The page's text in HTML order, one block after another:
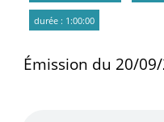
durée : 1:00:00
Émission du 20/